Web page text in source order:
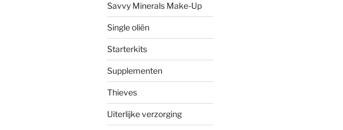
Savvy Minerals Make-Up
Single oliën
Starterkits
Supplementen
Thieves
Uiterlijke verzorging